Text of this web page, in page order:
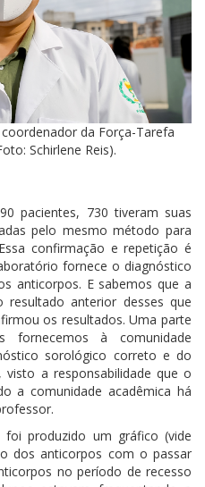
da Força-Tarefa
Schirlene Reis).
pacientes, 730 tiveram suas
pelo mesmo método para
confirmação e repetição é
fornece o diagnóstico
anticorpos. E sabemos que a
anterior desses que
os resultados. Uma parte
fornecemos à comunidade
sorológico correto e do
a responsabilidade que o
a comunidade acadêmica há
produzido um gráfico (vide
dos anticorpos com o passar
no período de recesso